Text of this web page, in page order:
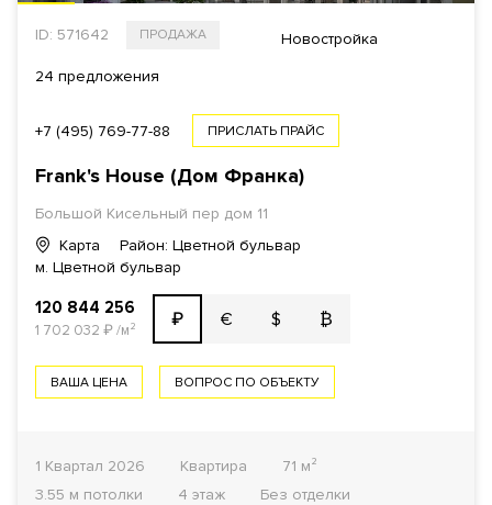
ID: 571642 ПРОДАЖА Новостройка
24 предложения
+7 (495) 769-77-88 ПРИСЛАТЬ ПРАЙС
Frank's House (Дом Франка)
Большой Кисельный пер дом 11
Карта
Район: Цветной бульвар
м. Цветной бульвар
120 844 256
1 702 032 ₽/м² ₽ € $ ₿
ВАША ЦЕНА ВОПРОС ПО ОБЪЕКТУ
1 Квартал 2026 Квартира
71 м²
3.55 м потолки
4 этаж Без отделки